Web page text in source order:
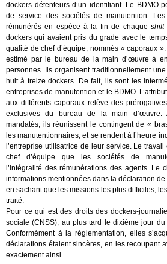
dockers détenteurs d’un identifiant. Le BDMO
de service des sociétés de manutention.
rémunérés en espèce à la fin de chaque shift
dockers qui avaient pris du grade avec le
qualité de chef d’équipe, nommés « caporaux
estimé par le bureau de la main d’œuvre à
personnes. Ils organisent traditionnellement
huit à treize dockers. De fait, ils sont les
entreprises de manutention et le BDMO.
aux différents caporaux relève des
exclusives du bureau de la main d’œuvre.
mandatés, ils réunissent le contingent de «
les manutentionnaires, et se rendent à l’heure
l’entreprise utilisatrice de leur service. Le travail
chef d’équipe que les sociétés de
l’intégralité des rémunérations des agents.
informations mentionnées dans la déclaration
en sachant que les missions les plus difficiles,
traité.
Pour ce qui est des droits des dockers-
sociale (CNSS), au plus tard le dixième jour
Conformément à la réglementation, elles
déclarations étaient sincères, en les recoupant
exactement ainsi…